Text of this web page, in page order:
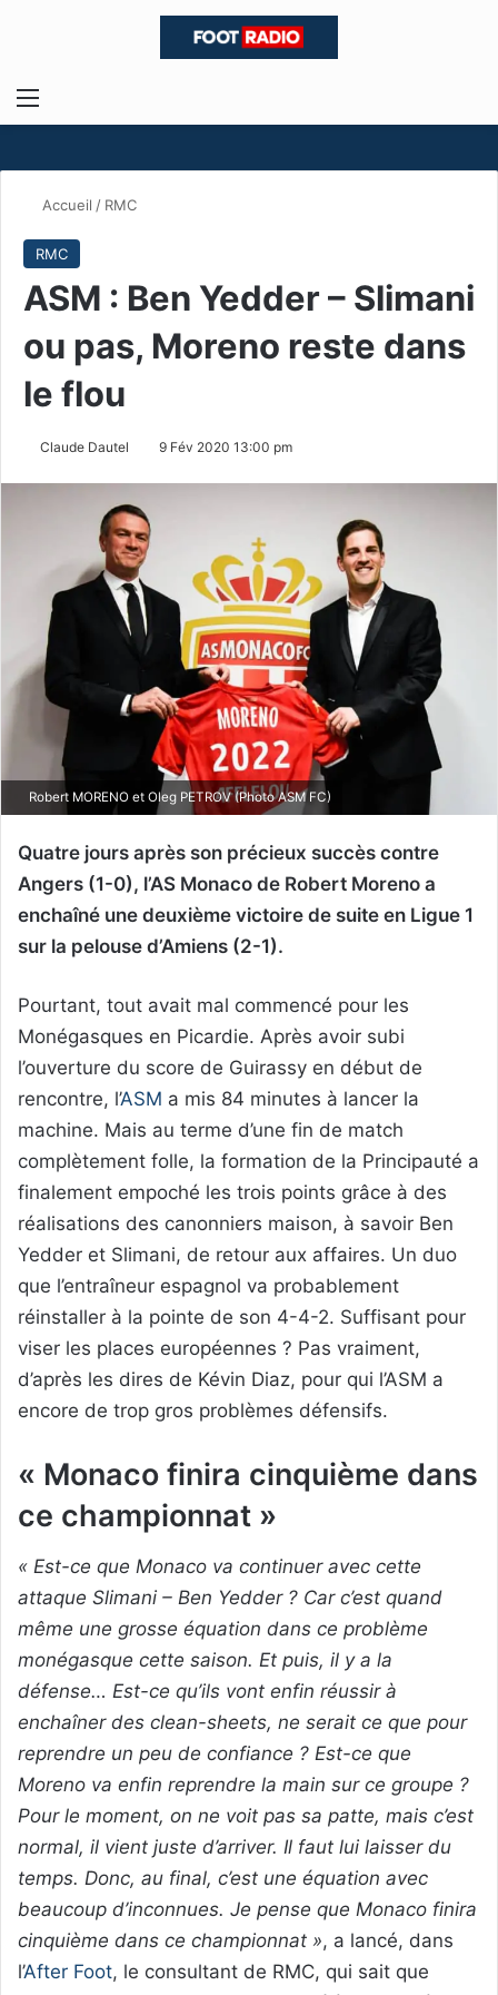
Menu
Accueil / RMC
RMC
ASM : Ben Yedder – Slimani
ou pas, Moreno reste dans
le flou
Claude Dautel 9 Fév 2020 13:00 pm
Robert MORENO et Oleg PETROV (Photo ASM FC)
Quatre jours après son précieux succès contre
Angers (1-0), l’AS Monaco de Robert Moreno a
enchaîné une deuxième victoire de suite en Ligue 1
sur la pelouse d’Amiens (2-1).
Pourtant, tout avait mal commencé pour les
Monégasques en Picardie. Après avoir subi
l’ouverture du score de Guirassy en début de
rencontre, l’ASM a mis 84 minutes à lancer la
machine. Mais au terme d’une fin de match
complètement folle, la formation de la Principauté a
finalement empoché les trois points grâce à des
réalisations des canonniers maison, à savoir Ben
Yedder et Slimani, de retour aux affaires. Un duo
que l’entraîneur espagnol va probablement
réinstaller à la pointe de son 4-4-2. Suffisant pour
viser les places européennes ? Pas vraiment,
d’après les dires de Kévin Diaz, pour qui l’ASM a
encore de trop gros problèmes défensifs.
« Monaco finira cinquième dans
ce championnat »
« Est-ce que Monaco va continuer avec cette
attaque Slimani – Ben Yedder ? Car c’est quand
même une grosse équation dans ce problème
monégasque cette saison. Et puis, il y a la
défense… Est-ce qu’ils vont enfin réussir à
enchaîner des clean-sheets, ne serait ce que pour
reprendre un peu de confiance ? Est-ce que
Moreno va enfin reprendre la main sur ce groupe ?
Pour le moment, on ne voit pas sa patte, mais c’est
normal, il vient juste d’arriver. Il faut lui laisser du
temps. Donc, au final, c’est une équation avec
beaucoup d’inconnues. Je pense que Monaco finira
cinquième dans ce championnat », a lancé, dans
l’After Foot, le consultant de RMC, qui sait que